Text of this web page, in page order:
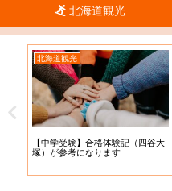
北海道観光
北海道観光
【中学受験】合格体験記（四谷大
塚）が参考になります